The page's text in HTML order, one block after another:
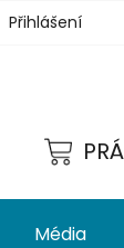
Přihlášení
KOŠÍK
Média